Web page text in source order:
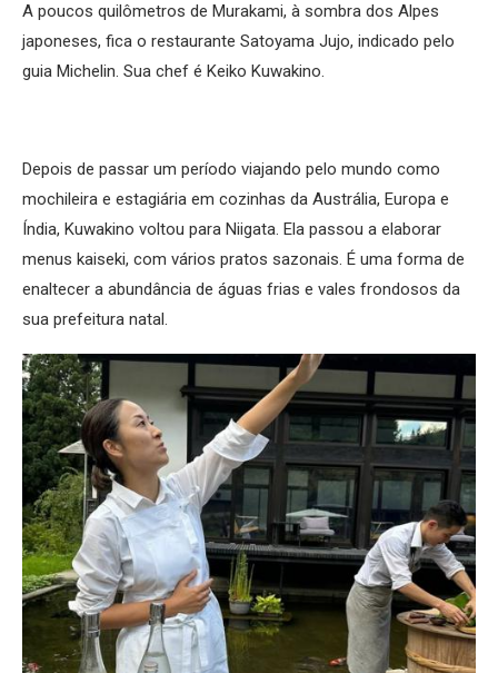
A poucos quilômetros de Murakami, à sombra dos Alpes
japoneses, fica o restaurante Satoyama Jujo, indicado pelo
guia Michelin. Sua chef é Keiko Kuwakino.
Depois de passar um período viajando pelo mundo como
mochileira e estagiária em cozinhas da Austrália, Europa e
Índia, Kuwakino voltou para Niigata. Ela passou a elaborar
menus kaiseki, com vários pratos sazonais. É uma forma de
enaltecer a abundância de águas frias e vales frondosos da
sua prefeitura natal.